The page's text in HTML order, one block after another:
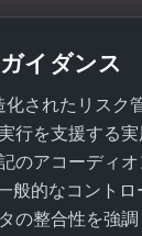
イダンス
されたリスク
行を支援する
のアコーディ
般的なコントロ
の整合性を強調